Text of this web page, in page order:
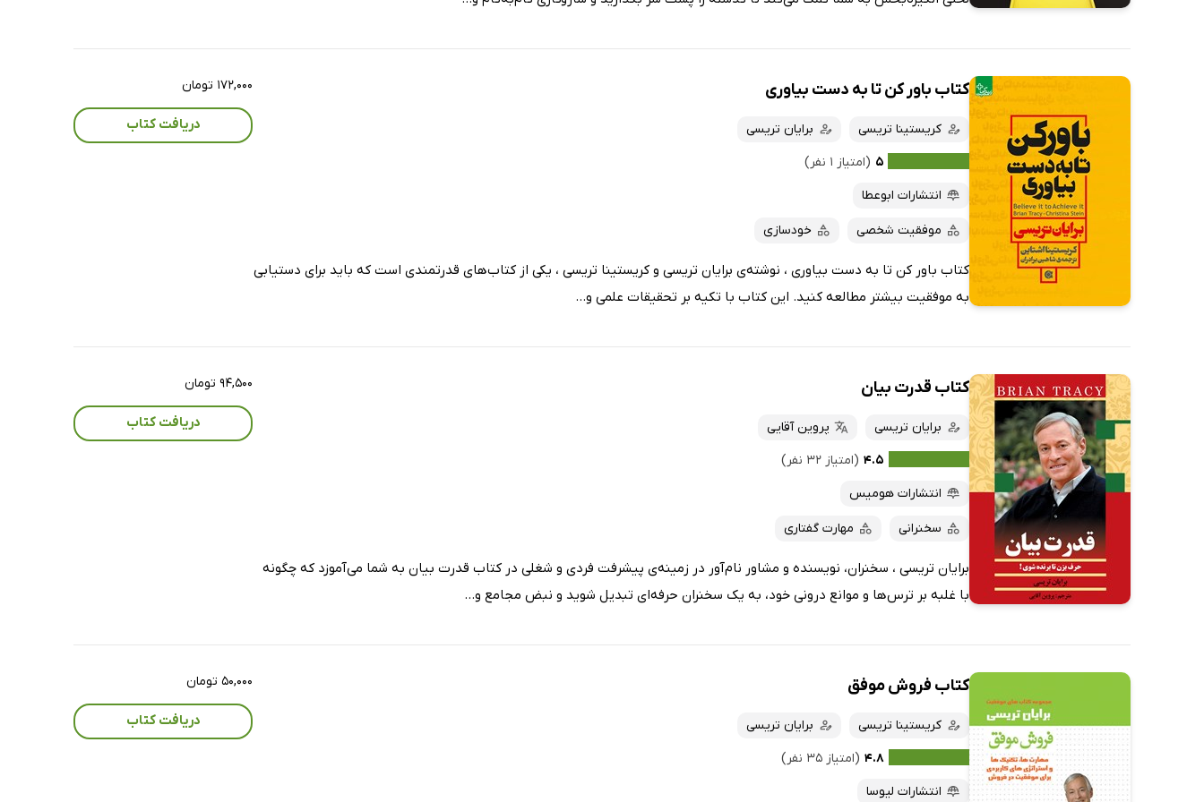
کتاب باور کن تا به دست بیاوری
کریستینا تریسی
برایان تریسی
۵ (امتیاز ۱ نفر)
انتشارات ابوعطا
موفقیت شخصی خودسازی
کتاب باور کن تا به دست بیاوری ، نوشته‌ی برایان تریسی و کریستینا تریسی ، یکی از کتاب‌های قدرتمندی است که باید برای دستیابی
به موفقیت بیشتر مطالعه کنید. این کتاب با تکیه بر تحقیقات علمی و...
۱۷۲,۰۰۰ تومان
دریافت کتاب
کتاب قدرت بیان
برایان تریسی
پروین آقایی
۴.۵ (امتیاز ۳۲ نفر)
انتشارات هومیس
سخنرانی مهارت گفتاری
برایان تریسی ، سخنران، نویسنده و مشاور نام‌آور در زمینه‌ی پیشرفت فردی و شغلی در کتاب قدرت بیان به شما می‌آموزد که چگونه
با غلبه بر ترس‌ها و موانع درونی خود، به یک سخنران حرفه‌ای تبدیل شوید و نبض مجامع و...
۹۴,۵۰۰ تومان
دریافت کتاب
کتاب فروش موفق
کریستینا تریسی
برایان تریسی
۴.۸ (امتیاز ۳۵ نفر)
انتشارات لیوسا
۵۰,۰۰۰ تومان
دریافت کتاب